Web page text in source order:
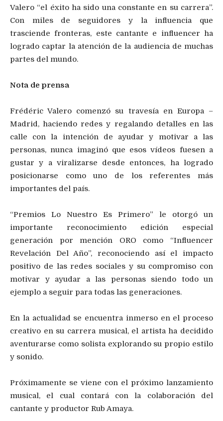
Valero “el éxito ha sido una constante en su carrera”.
Con miles de seguidores y la influencia que
trasciende fronteras, este cantante e influencer ha
logrado captar la atención de la audiencia de muchas
partes del mundo.
Nota de prensa
Frédéric Valero comenzó su travesía en Europa –
Madrid, haciendo redes y regalando detalles en las
calle con la intención de ayudar y motivar a las
personas, nunca imaginó que esos vídeos fuesen a
gustar y a viralizarse desde entonces, ha logrado
posicionarse como uno de los referentes más
importantes del país.
“Premios Lo Nuestro Es Primero” le otorgó un
importante reconocimiento edición especial
generación por mención ORO como “Influencer
Revelación Del Año”, reconociendo así el impacto
positivo de las redes sociales y su compromiso con
motivar y ayudar a las personas siendo todo un
ejemplo a seguir para todas las generaciones.
En la actualidad se encuentra inmerso en el proceso
creativo en su carrera musical, el artista ha decidido
aventurarse como solista explorando su propio estilo
y sonido.
Próximamente se viene con el próximo lanzamiento
musical, el cual contará con la colaboración del
cantante y productor Rub Amaya.